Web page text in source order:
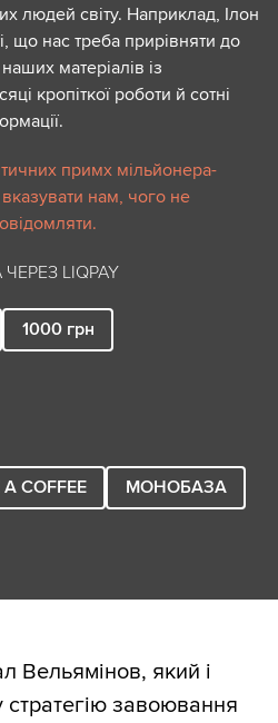
людей світу. Наприклад, Ілон
що нас треба прирівняти до
матеріалів із
кропіткої роботи й сотні
примх мільйонера-
нам, чого не
LIQPAY
1000 грн
COFFEE
МОНОБАЗА
Вельямінов, який і
завоювання